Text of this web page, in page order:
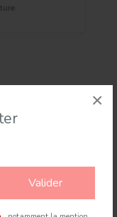
Valider
×